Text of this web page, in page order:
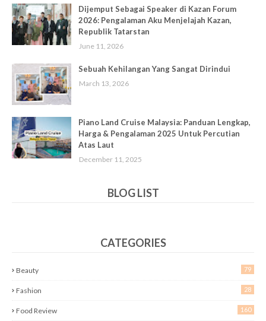
Dijemput Sebagai Speaker di Kazan Forum
2026: Pengalaman Aku Menjelajah Kazan,
Republik Tatarstan
June 11, 2026
Sebuah Kehilangan Yang Sangat Dirindui
March 13, 2026
Piano Land Cruise Malaysia: Panduan Lengkap,
Harga & Pengalaman 2025 Untuk Percutian
Atas Laut
December 11, 2025
BLOG LIST
CATEGORIES
Beauty 79
Fashion 28
Food Review 160